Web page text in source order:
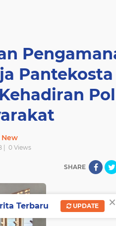
Pantekosta
| 0 Views
SHARE
×
Terbaru UPDATE